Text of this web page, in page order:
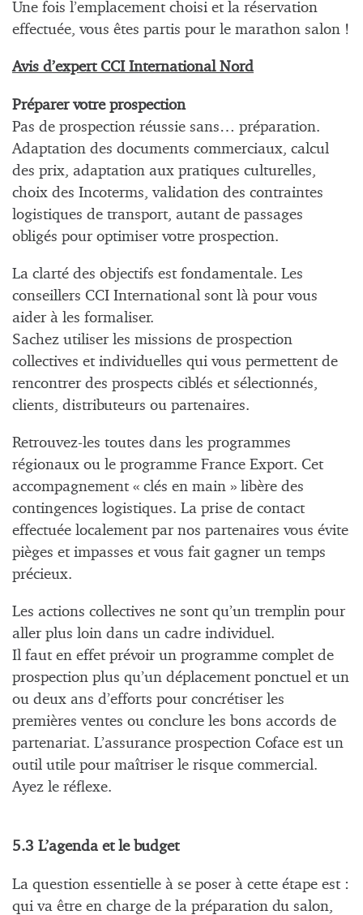
Une fois l’emplacement choisi et la réservation
effectuée, vous êtes partis pour le marathon salon !
Avis d’expert CCI International Nord
Préparer votre prospection
Pas de prospection réussie sans… préparation.
Adaptation des documents commerciaux, calcul
des prix, adaptation aux pratiques culturelles,
choix des Incoterms, validation des contraintes
logistiques de transport, autant de passages
obligés pour optimiser votre prospection.
La clarté des objectifs est fondamentale. Les
conseillers CCI International sont là pour vous
aider à les formaliser.
Sachez utiliser les missions de prospection
collectives et individuelles qui vous permettent de
rencontrer des prospects ciblés et sélectionnés,
clients, distributeurs ou partenaires.
Retrouvez-les toutes dans les programmes
régionaux ou le programme France Export. Cet
accompagnement « clés en main » libère des
contingences logistiques. La prise de contact
effectuée localement par nos partenaires vous évite
pièges et impasses et vous fait gagner un temps
précieux.
Les actions collectives ne sont qu’un tremplin pour
aller plus loin dans un cadre individuel.
Il faut en effet prévoir un programme complet de
prospection plus qu’un déplacement ponctuel et un
ou deux ans d’efforts pour concrétiser les
premières ventes ou conclure les bons accords de
partenariat. L’assurance prospection Coface est un
outil utile pour maîtriser le risque commercial.
Ayez le réflexe.
5.3 L’agenda et le budget
La question essentielle à se poser à cette étape est :
qui va être en charge de la préparation du salon,